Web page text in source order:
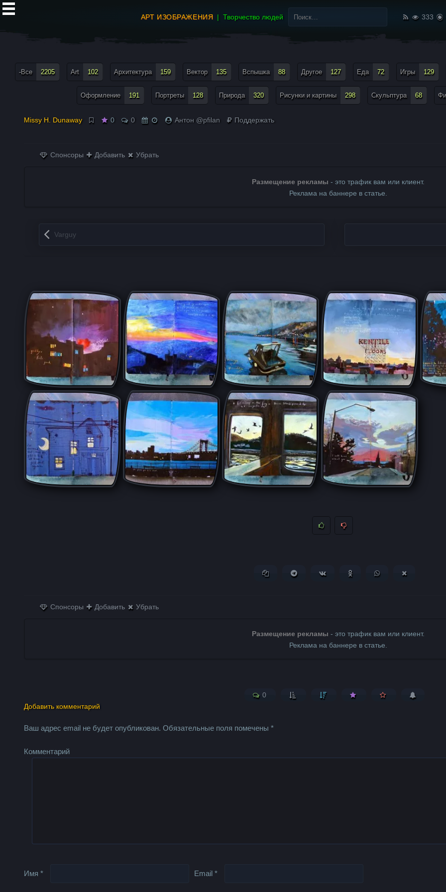
АРТ ИЗОБРАЖЕНИЯ Творчество людей
Найти:
333
-Все 2205 Art 102 Архитектура 159 Вектор 135 Вспышка 88 Другое 127 Еда 72 Игры 129
Оформление 191 Портреты 128 Природа 320 Рисунки и картины 298 Скульптура 68
Missy H. Dunaway 0 0 Антон @pfilan Поддержать
Спонсоры Добавить Убрать
Размещение рекламы - это трафик вам или клиент.
Реклама на баннере в статье.
Запись навигация
Varguy
Копировать ссылкуПоделиться в Telegram
Поделиться ВКонтакте
Поделиться вПоделиться в
Спонсоры Добавить Убрать
Размещение рекламы - это трафик вам или клиент.
Реклама на баннере в статье.
0
Добавить комментарий
Ваш адрес email не будет опубликован. Обязательные поля помечены*
Комментарий
Имя* Email*